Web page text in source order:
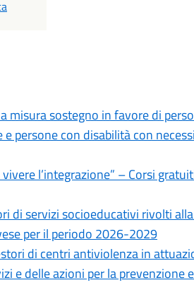
misura sostegno in favore di
persone con disabilità con
l’integrazione” – Corsi
di servizi socioeducativi rivolti
per il periodo 2026-2029
di centri antiviolenza in
e delle azioni per la prevenzione